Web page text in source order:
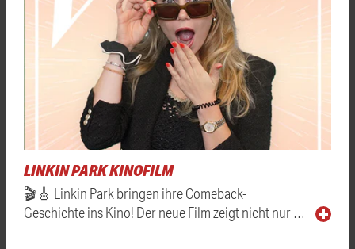
LINKIN PARK KINOFILM
🎬🎸 Linkin Park bringen ihre Comeback-
Geschichte ins Kino! Der neue Film zeigt nicht nur …